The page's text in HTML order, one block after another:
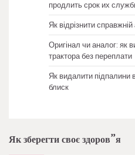
продлить срок их
Як відрізнити
Оригінал чи аналог: як
трактора без переплати
Як видалити підпалини
блиск
Як зберегти своє здоров”я